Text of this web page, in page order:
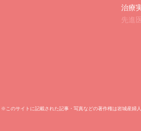
治療
先進
のサイトに記載された記事・写真などの著作権は岩城産婦